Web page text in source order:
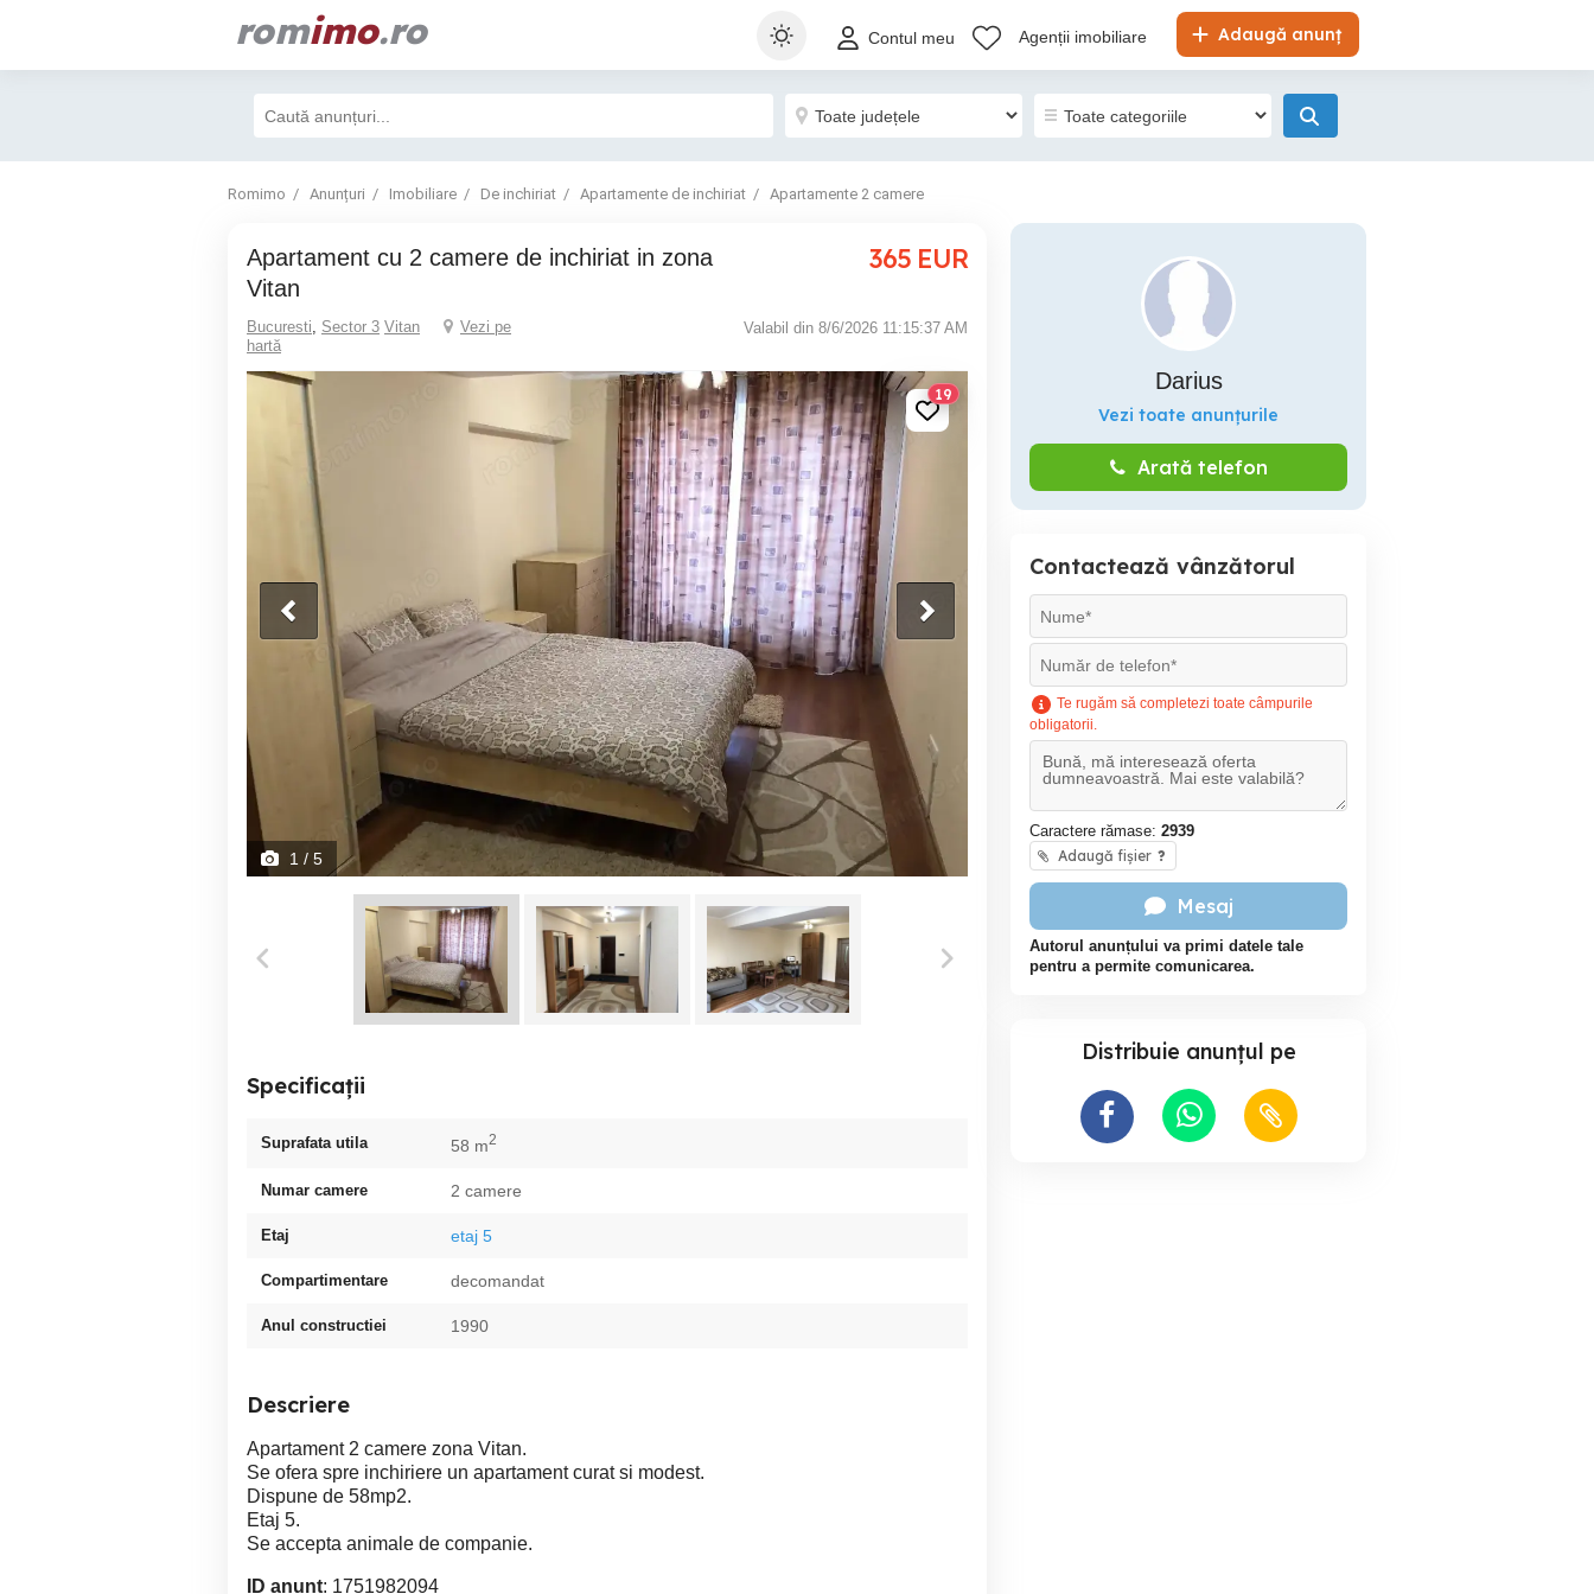
romimo.ro Adaugă anunț
Contul meu Agenții imobiliare
Romimo Anunțuri Imobiliare De inchiriat Apartamente de inchiriat Apartamente 2 camere
Apartament cu 2 camere de inchiriat in zona
Vitan
365 EUR
Bucuresti, Sector 3 Vitan
Vezi pe
hartă
Valabil din 8/6/2026 11:15:37 AM
19
1 / 5
Specificații
Suprafata utila 58 m2
Numar camere 2 camere
Etaj etaj 5
Compartimentare decomandat
Anul constructiei 1990
Descriere
Apartament 2 camere zona Vitan.
Se ofera spre inchiriere un apartament curat si modest.
Dispune de 58mp2.
Etaj 5.
Se accepta animale de companie.
ID anunț: 1751982094
Darius
Vezi toate anunțurile
Arată telefon
Contactează vânzătorul
Te rugăm să completezi toate câmpurile
obligatorii.
Caractere rămase: 2939
Adaugă fișier ?
Mesaj
Autorul anunțului va primi datele tale
pentru a permite comunicarea.
Distribuie anunțul pe